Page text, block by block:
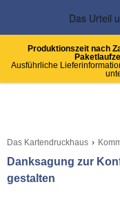
Produktionszeit nach
Ausführliche
Das Kartendruckhaus ›
Danksagung zur
gestalten